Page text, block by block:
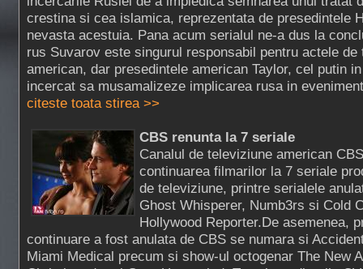
crestina si cea islamica, reprezentata de presedintele
nevasta acestuia. Pana acum serialul ne-a dus la
rus Suvarov este singurul responsabil pentru actele
american, dar presedintele american Taylor, cel putin
incercat sa musamalizeze implicarea rusa in
citeste toata stirea >>
CBS renunta la 7 seriale
Canalul de televiziune american
continuarea filmarilor la 7 seriale
de televiziune, printre serialele
Ghost Whisperer, Numb3rs si Cold
Hollywood Reporter.De asemenea,
continuare a fost anulata de CBS se numara si
Miami Medical precum si show-ul octogenar The New